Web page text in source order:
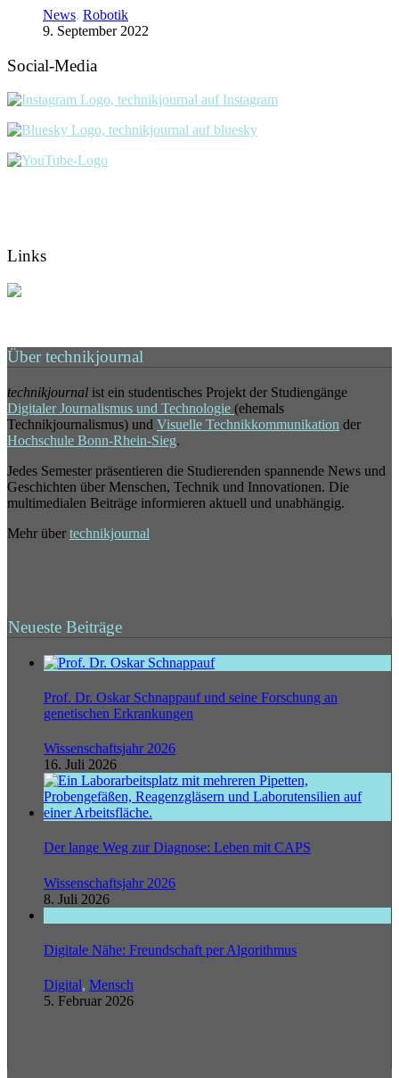
News, Robotik
9. September 2022
Social-Media
Links
Über technikjournal
technikjournal ist ein studentisches Projekt der Studiengänge
Digitaler Journalismus und Technologie (ehemals
Technikjournalismus) und Visuelle Technikkommunikation der
Hochschule Bonn-Rhein-Sieg.
Jedes Semester präsentieren die Studierenden spannende News und
Geschichten über Menschen, Technik und Innovationen. Die
multimedialen Beiträge informieren aktuell und unabhängig.
Mehr über technikjournal
Neueste Beiträge
Prof. Dr. Oskar Schnappauf und seine Forschung an
genetischen Erkrankungen
Wissenschaftsjahr 2026
16. Juli 2026
Der lange Weg zur Diagnose: Leben mit CAPS
Wissenschaftsjahr 2026
8. Juli 2026
Digitale Nähe: Freundschaft per Algorithmus
Digital, Mensch
5. Februar 2026